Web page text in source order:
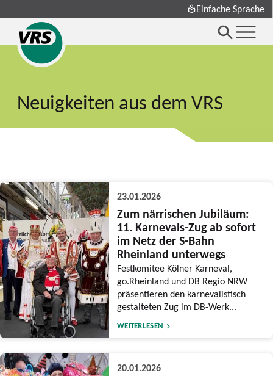
Einfache Sprache
Neuigkeiten aus dem VRS
23.01.2026
Zum närrischen Jubiläum:
11. Karnevals-Zug ab sofort
im Netz der S-Bahn
Rheinland unterwegs
Festkomitee Kölner Karneval,
go.Rheinland und DB Regio NRW
präsentieren den karnevalistisch
gestalteten Zug im DB-Werk...
WEITERLESEN
20.01.2026